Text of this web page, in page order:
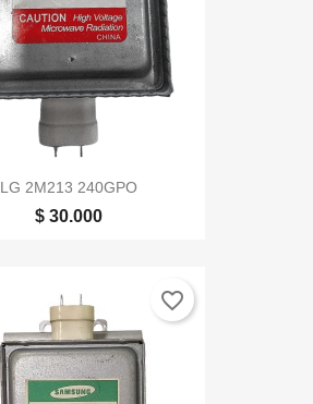
LG 2M213 240GPO
$ 30.000
favorite_border